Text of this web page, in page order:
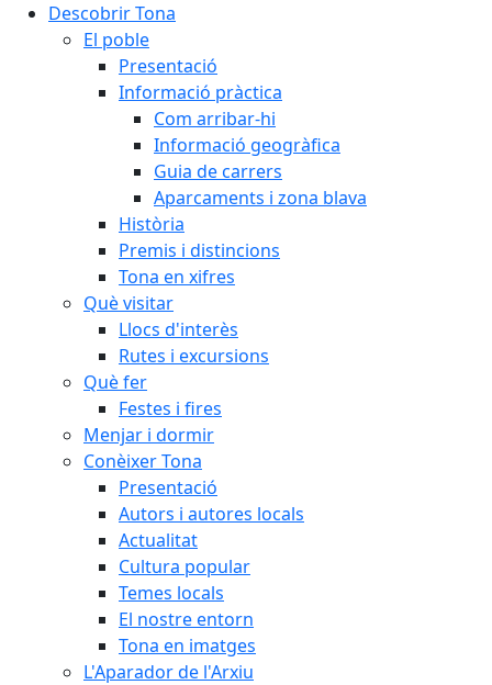
Descobrir Tona
El poble
Presentació
Informació pràctica
Com arribar-hi
Informació geogràfica
Guia de carrers
Aparcaments i zona blava
Història
Premis i distincions
Tona en xifres
Què visitar
Llocs d'interès
Rutes i excursions
Què fer
Festes i fires
Menjar i dormir
Conèixer Tona
Presentació
Autors i autores locals
Actualitat
Cultura popular
Temes locals
El nostre entorn
Tona en imatges
L'Aparador de l'Arxiu